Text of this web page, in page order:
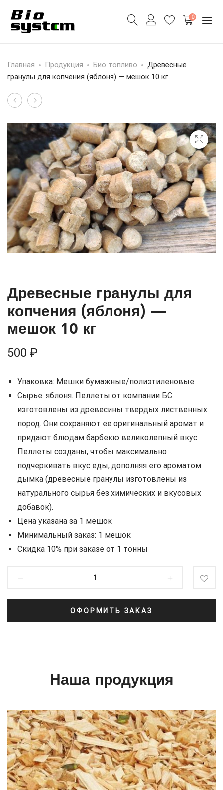
0
Главная Продукция Био топливо
Древесные
гранулы для копчения (яблоня) — мешок 10 кг
Product
navigation
Щепа
отопления
—
росыпью
(авто
щеповозами)
Березовые
—
мешок
25
кг
Древесные гранулы для
копчения (яблоня) —
мешок 10 кг
500 ₽
Упаковка: Мешки бумажные/полиэтиленовые
Сырье: яблоня. Пеллеты от компании БС
изготовлены из древесины твердых лиственных
пород. Они сохраняют ее оригинальный аромат и
придают блюдам барбекю великолепный вкус.
Пеллеты созданы, чтобы максимально
подчеркивать вкус еды, дополняя его ароматом
дымка (древесные гранулы изготовлены из
натурального сырья без химических и вкусовых
добавок).
Цена указана за 1 мешок
Минимальный заказ: 1 мешок
Скидка 10% при заказе от 1 тонны
ОФОРМИТЬ ЗАКАЗ
Наша продукция